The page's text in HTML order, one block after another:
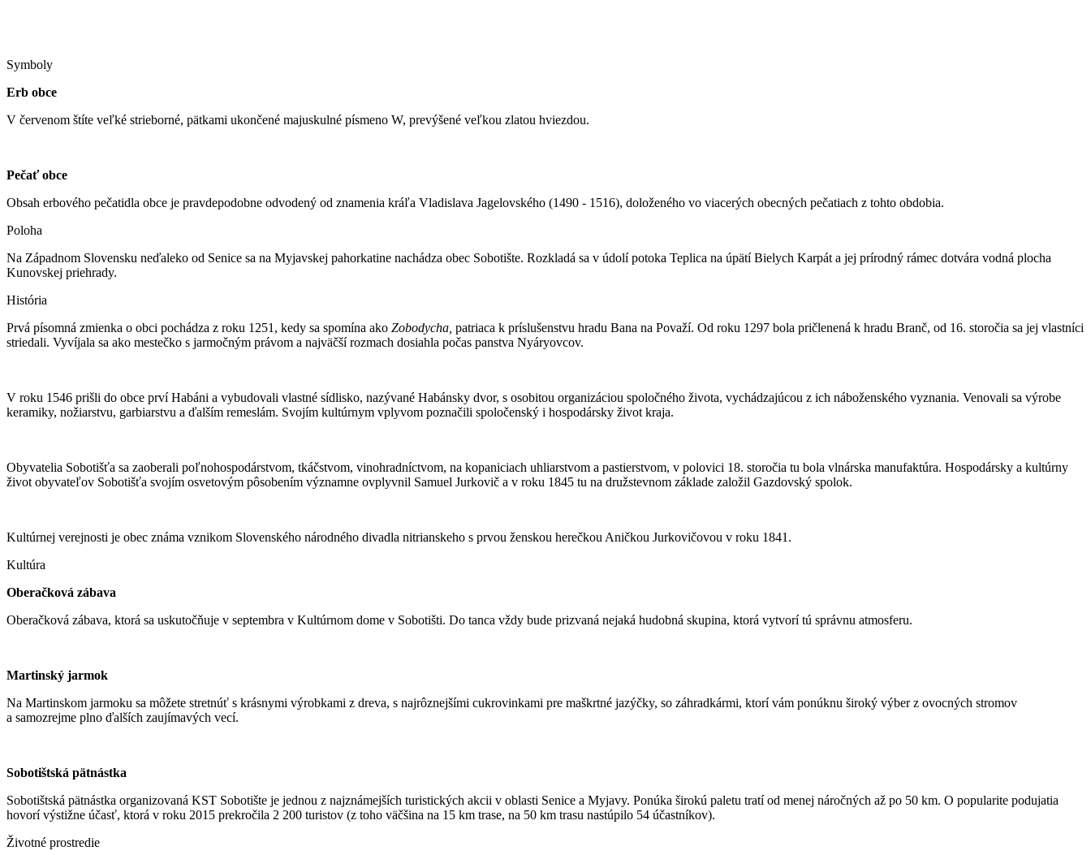
Symboly
Erb obce
V červenom štíte veľké strieborné, pätkami ukončené majuskulné písmeno W, prevýšené veľkou zlatou hviezdou.
Pečať obce
Obsah erbového pečatidla obce je pravdepodobne odvodený od znamenia kráľa Vladislava Jagelovského (1490 - 1516), doloženého vo viacerých obecných pečatiach z tohto obdobia.
Poloha
Na Západnom Slovensku neďaleko od Senice sa na Myjavskej pahorkatine nachádza obec Sobotište. Rozkladá sa v údolí potoka Teplica na úpätí Bielych Karpát a jej prírodný rámec dotvára vodná plocha
Kunovskej priehrady.
História
Prvá písomná zmienka o obci pochádza z roku 1251, kedy sa spomína ako Zobodycha, patriaca k príslušenstvu hradu Bana na Považí. Od roku 1297 bola pričlenená k hradu Branč, od 16. storočia sa jej vlastníci
striedali. Vyvíjala sa ako mestečko s jarmočným právom a najväčší rozmach dosiahla počas panstva Nyáryovcov.
V roku 1546 prišli do obce prví Habáni a vybudovali vlastné sídlisko, nazývané Habánsky dvor, s osobitou organizáciou spoločného života, vychádzajúcou z ich náboženského vyznania. Venovali sa výrobe
keramiky, nožiarstvu, garbiarstvu a ďalším remeslám. Svojím kultúrnym vplyvom poznačili spoločenský i hospodársky život kraja.
Obyvatelia Sobotišťa sa zaoberali poľnohospodárstvom, tkáčstvom, vinohradníctvom, na kopaniciach uhliarstvom a pastierstvom, v polovici 18. storočia tu bola vlnárska manufaktúra. Hospodársky a kultúrny
život obyvateľov Sobotišťa svojím osvetovým pôsobením významne ovplyvnil Samuel Jurkovič a v roku 1845 tu na družstevnom základe založil Gazdovský spolok.
Kultúrnej verejnosti je obec známa vznikom Slovenského národného divadla nitrianskeho s prvou ženskou herečkou Aničkou Jurkovičovou v roku 1841.
Kultúra
Oberačková zábava
Oberačková zábava, ktorá sa uskutočňuje v septembra v Kultúrnom dome v Sobotišti. Do tanca vždy bude prizvaná nejaká hudobná skupina, ktorá vytvorí tú správnu atmosferu.
Martinský jarmok
Na Martinskom jarmoku sa môžete stretnúť s krásnymi výrobkami z dreva, s najrôznejšími cukrovinkami pre maškrtné jazýčky, so záhradkármi, ktorí vám ponúknu široký výber z ovocných stromov
a samozrejme plno ďalších zaujímavých vecí.
Sobotištská pätnástka
Sobotištská pätnástka organizovaná KST Sobotište je jednou z najznámejších turistických akcii v oblasti Senice a Myjavy. Ponúka širokú paletu tratí od menej náročných až po 50 km. O popularite podujatia
hovorí výstižne účasť, ktorá v roku 2015 prekročila 2 200 turistov (z toho väčšina na 15 km trase, na 50 km trasu nastúpilo 54 účastníkov).
Životné prostredie